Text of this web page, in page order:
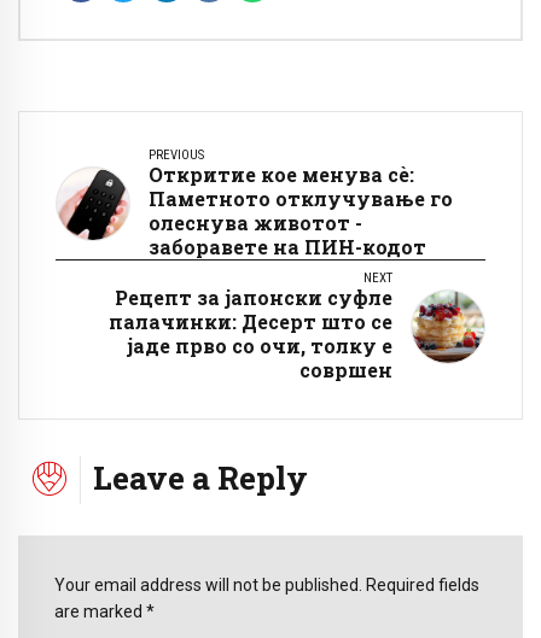
PREVIOUS
Откритие кое менува сè:
Паметното отклучување го
олеснува животот -
заборавете на ПИН-кодот
NEXT
Рецепт за јапонски суфле
палачинки: Десерт што се
јаде прво со очи, толку е
совршен
Leave a Reply
Your email address will not be published. Required fields
are marked *